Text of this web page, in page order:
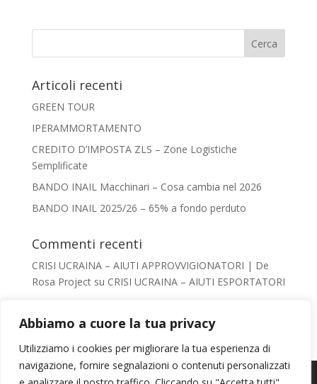
Abbiamo a cuore la tua privacy
Utilizziamo i cookies per migliorare la tua esperienza di
navigazione, fornire segnalazioni o contenuti personalizzati
Articoli recenti
GREEN TOUR
IPERAMMORTAMENTO
CREDITO D’IMPOSTA ZLS – Zone Logistiche
Semplificate
BANDO INAIL Macchinari – Cosa cambia nel 2026
BANDO INAIL 2025/26 – 65% a fondo perduto
Commenti recenti
CRISI UCRAINA – AIUTI APPROVVIGIONATORI | De
Rosa Projectsu CRISI UCRAINA – AIUTI ESPORTATORI
VADEMECUM
chiarasu AIUTI AL TURISMO – VADEMECUM
Usiamo i cookie per fornirti la miglior esperienza d'uso e